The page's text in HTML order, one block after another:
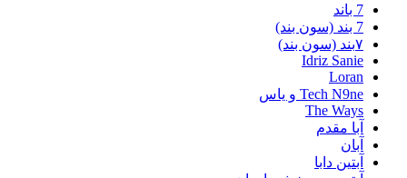
7 باند
7 بند (سون بند)
۷بند (سون بند)
Idriz Sanie
Loran
Tech N9ne و یاس
The Ways
آبا مقدم
آبان
آبتین دابا